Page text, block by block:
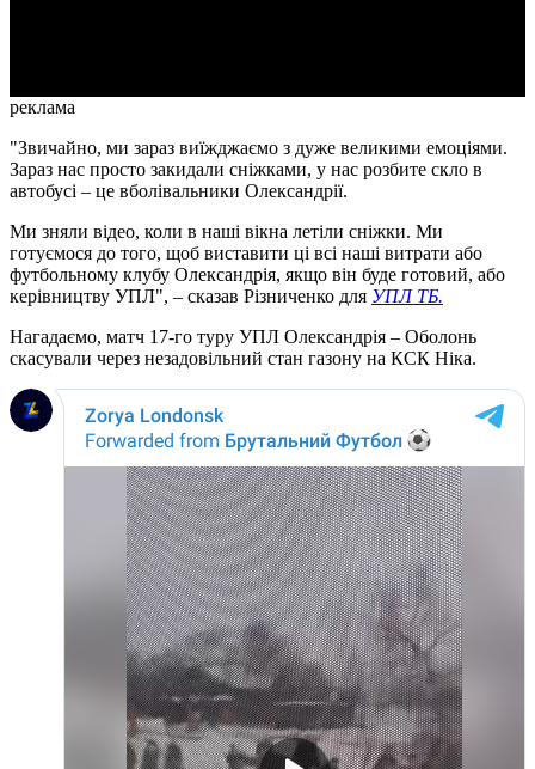
реклама
"Звичайно, ми зараз виїжджаємо з дуже великими емоціями.
Зараз нас просто закидали сніжками, у нас розбите скло в
автобусі – це вболівальники Олександрії.
Ми зняли відео, коли в наші вікна летіли сніжки. Ми
готуємося до того, щоб виставити ці всі наші витрати або
футбольному клубу Олександрія, якщо він буде готовий, або
керівництву УПЛ", – сказав Різниченко для УПЛ ТБ.
Нагадаємо, матч 17-го туру УПЛ Олександрія – Оболонь
скасували через незадовільний стан газону на КСК Ніка.